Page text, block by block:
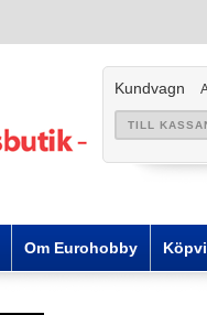
Kundvagn
TILL
Om Eurohobby